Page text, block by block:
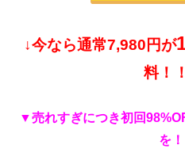
↓今なら通常7,980円が
料！
▼売れすぎにつき初回
を